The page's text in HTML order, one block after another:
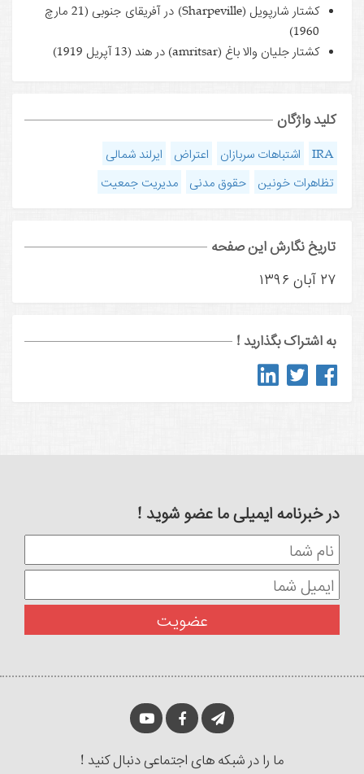
کشتار شارپویل (Sharpeville) در آفریقای جنوبی (21 مارچ
1960)
کشتار جلیان والا باغ (amritsar) در هند (13 آپریل 1919)
کلید واژگان
IRA اشتباهات سربازان اعتراض
ایرلند شمالی
تظاهرات خونین
حقوق مدنی مدیریت جمعیت
تاریخ نگارش این صفحه
۲۷ آبان ۱۳۹۶
به اشتراک بگذارید !
در خبرنامه ایمیلی ما عضو شوید !
ما را در شبکه های اجتماعی دنبال کنید !